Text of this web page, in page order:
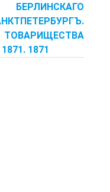
БЕРЛИНСКАГО
1871